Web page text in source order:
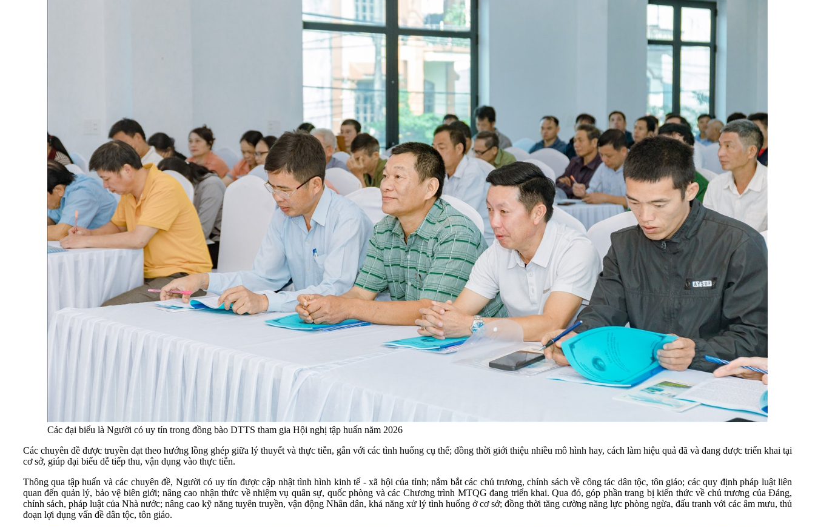
Các đại biểu là Người có uy tín trong đồng bào DTTS tham gia Hội nghị tập huấn năm 2026
Các chuyên đề được truyền đạt theo hướng lồng ghép giữa lý thuyết và thực tiễn, gắn với các tình huống cụ thể; đồng thời giới thiệu nhiều mô hình hay, cách làm hiệu quả đã và đang được triển khai tại
cơ sở, giúp đại biểu dễ tiếp thu, vận dụng vào thực tiễn.
Thông qua tập huấn và các chuyên đề, Người có uy tín được cập nhật tình hình kinh tế - xã hội của tỉnh; nắm bắt các chủ trương, chính sách về công tác dân tộc, tôn giáo; các quy định pháp luật liên
quan đến quản lý, bảo vệ biên giới; nâng cao nhận thức về nhiệm vụ quân sự, quốc phòng và các Chương trình MTQG đang triển khai. Qua đó, góp phần trang bị kiến thức về chủ trương của Đảng,
chính sách, pháp luật của Nhà nước; nâng cao kỹ năng tuyên truyền, vận động Nhân dân, khả năng xử lý tình huống ở cơ sở; đồng thời tăng cường năng lực phòng ngừa, đấu tranh với các âm mưu, thủ
đoạn lợi dụng vấn đề dân tộc, tôn giáo.